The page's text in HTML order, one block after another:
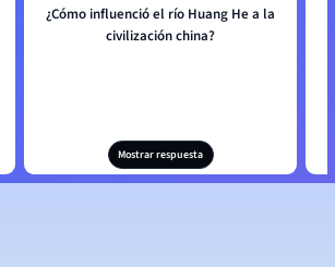
¿Cómo influenció el río Huang He a la
civilización china?
Mostrar respuesta